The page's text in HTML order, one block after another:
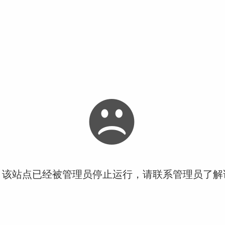
站点已经被管理员停止运行，请联系管理员了